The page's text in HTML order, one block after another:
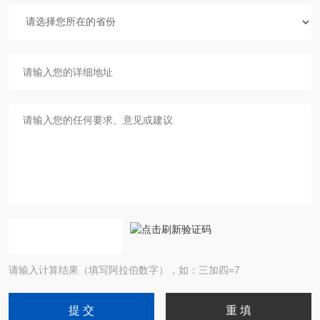
请输入计算结果（填写阿拉伯数字），如：三加四=7